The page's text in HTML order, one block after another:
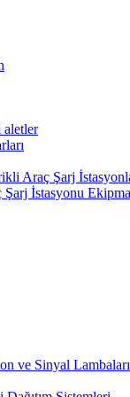
aletler
Araç Şarj
Şarj İstasyonu
ve Sinyal Lambaları